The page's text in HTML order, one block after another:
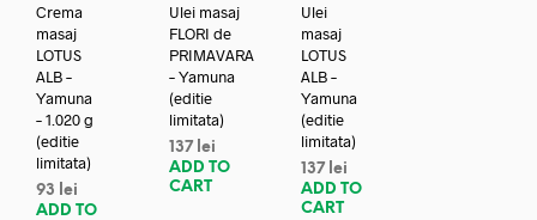
Crema
masaj
LOTUS
ALB –
Yamuna
– 1.020 g
(editie
limitata)
93
lei
ADD TO
Ulei masaj
FLORI de
PRIMAVARA
– Yamuna
(editie
limitata)
137 lei
ADD TO
CART
Ulei
masaj
LOTUS
ALB –
Yamuna
(editie
limitata)
137 lei
ADD TO
CART